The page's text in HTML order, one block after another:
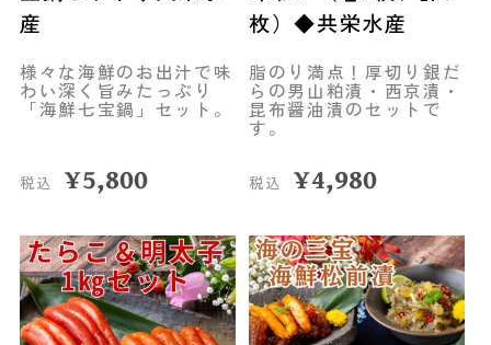
産
様々な海鮮のお出汁で味
わい深く旨みたっぷり
「海鮮七宝鍋」セット。
税込 ¥5,800
枚）◆共栄水産
脂のり満点！厚切り銀だ
らの男山粕漬・西京漬・
昆布醤油漬のセットで
す。
税込 ¥4,980